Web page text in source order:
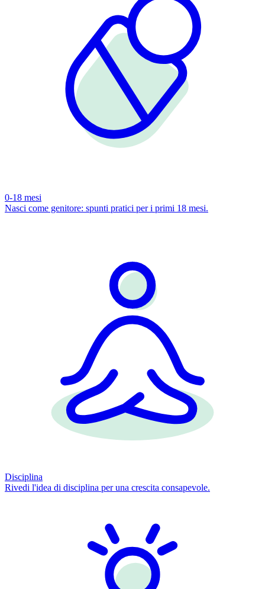
0-18 mesi
Nasci come genitore: spunti pratici per i primi 18 mesi.
Disciplina
Rivedi l'idea di disciplina per una crescita consapevole.